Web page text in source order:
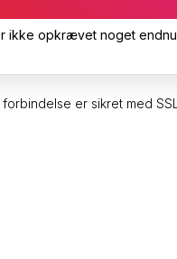
ikke opkrævet noget endnu
forbindelse er sikret med SSL